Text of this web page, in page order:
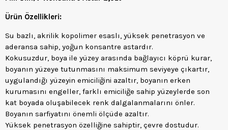
Ürün Özellikleri:
Su bazlı, akrilik kopolimer esaslı, yüksek penetrasyon ve
aderansa sahip, yoğun konsantre astardır.
Kokusuzdur, boya ile yüzey arasında bağlayıcı köprü kurar,
boyanın yüzeye tutunmasını maksimum seviyeye çıkartır,
uygulandığı yüzeyin emiciliğini azaltır, boyanın erken
kurumasını engeller, farklı emiciliğe sahip yüzeylerde son
kat boyada oluşabilecek renk dalgalanmalarını önler.
Boyanın sarfiyatını önemli ölçüde azaltır.
Yüksek penetrasyon özelliğine sahiptir, çevre dostudur.